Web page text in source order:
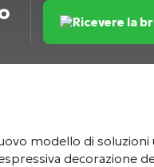
Ricevere la
modello di soluzioni
decorazione